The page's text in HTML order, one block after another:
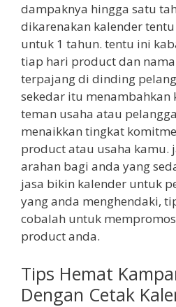
dampaknya hingga satu
dikarenakan kalender
untuk 1 tahun. tentu ini
tiap hari product dan
terpajang di dinding
sekedar itu menambahkan
teman usaha atau
menaikkan tingkat
product atau usaha kamu.
arahan bagi anda yang
jasa bikin kalender untuk
yang anda menghendaki,
cobalah untuk
product anda.
Tips Hemat
Dengan Cetak